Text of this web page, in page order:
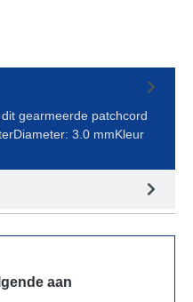
gearmeerde patchcord
3.0 mmKleur
aan